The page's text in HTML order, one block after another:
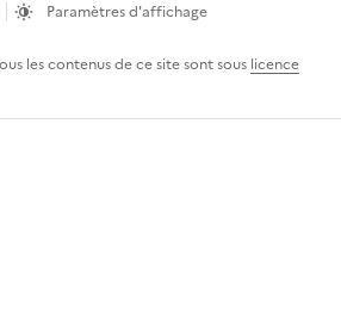
Paramètres d'affichage
les contenus de ce site sont sous licence